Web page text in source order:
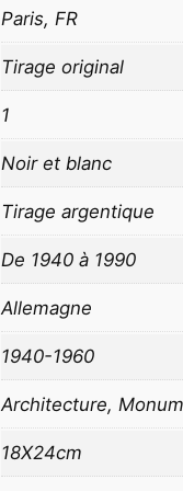
Paris, FR
Tirage original
1
Noir et blanc
Tirage argentique
De 1940 à 1990
Allemagne
1940-1960
Architecture,
18X24cm